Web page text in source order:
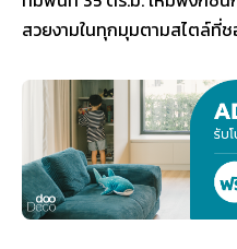
สวยงามในทุกมุมตามสไตล์ที่ช